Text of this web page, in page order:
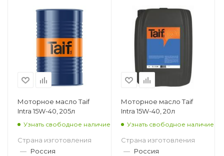
Моторное масло Taif
Intra 15W-40, 205л
Узнать свободное наличие
Страна изготовления
— Россия
Моторное масло Taif
Intra 15W-40, 20л
Узнать свободное наличие
Страна изготовления
— Россия